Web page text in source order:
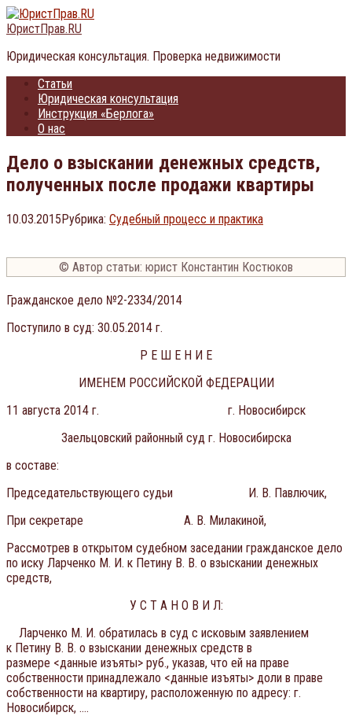
Перейти
к
ЮристПрав.RU
Юридическая консультация. Проверка недвижимости
Статьи
Юридическая консультация
Инструкция «Берлога»
О нас
Дело о взыскании денежных средств,
полученных после продажи квартиры
10.03.2015Рубрика: Судебный процесс и практика
© Автор статьи: юрист Константин Костюков
Гражданское дело №2-2334/2014
Поступило в суд: 30.05.2014 г.
Р Е Ш Е Н И Е
ИМЕНЕМ РОССИЙСКОЙ ФЕДЕРАЦИИ
11 августа 2014 г. г. Новосибирск
Заельцовский районный суд г. Новосибирска
в составе:
Председательствующего судьи И. В. Павлючик,
При секретаре А. В. Милакиной,
Рассмотрев в открытом судебном заседании гражданское дело
по иску Ларченко М. И. к Петину В. В. о взыскании денежных
средств,
У С Т А Н О В И Л:
Ларченко М. И. обратилась в суд с исковым заявлением
к Петину В. В. о взыскании денежных средств в
размере <данные изъяты> руб., указав, что ей на праве
собственности принадлежало <данные изъяты> доли в праве
собственности на квартиру, расположенную по адресу: г.
Новосибирск, ….